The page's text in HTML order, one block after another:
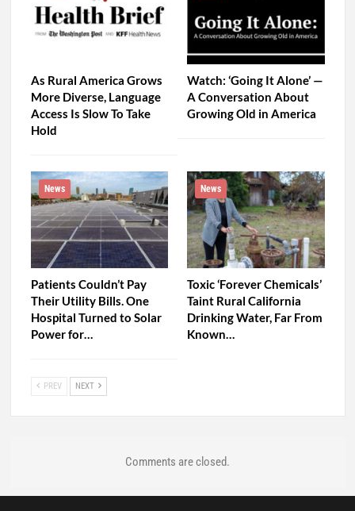
As Rural America Grows
More Diverse, Language
Access Is Slow To Take
Hold
Watch: ‘Going It Alone’ —
A Conversation About
Growing Old in America
News
Patients Couldn’t Pay
Their Utility Bills. One
Hospital Turned to Solar
Power for…
News
Toxic ‘Forever Chemicals’
Taint Rural California
Drinking Water, Far From
Known…
PREV NEXT
Comments are closed.